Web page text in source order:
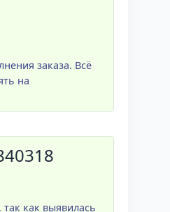
заказа. Всё
на
как выявилась